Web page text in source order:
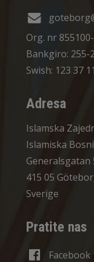
Org. nr
Bankgiro: 255-
Swish: 123 37
Adresa
Islamska
Islamiska
Generalsgatan
415 05
Sverige
Pratite nas
Facebook